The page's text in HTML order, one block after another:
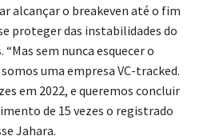
alcançar o breakeven até o fim
proteger das instabilidades do
sem nunca esquecer o
uma empresa VC-tracked.
em 2022, e queremos concluir
de 15 vezes o registrado
Jahara.